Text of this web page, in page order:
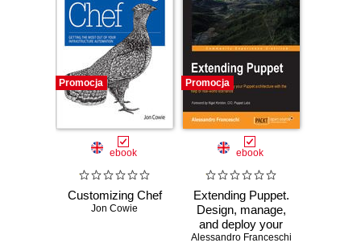
Promocja
ebook
Customizing Chef
Jon Cowie
Promocja
ebook
Extending Puppet.
Design, manage,
and deploy your
Puppet
Alessandro Franceschi